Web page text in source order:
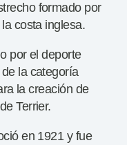
formado por
costa inglesa.
por el deporte
la categoría
la creación de
Terrier.
en 1921 y fue